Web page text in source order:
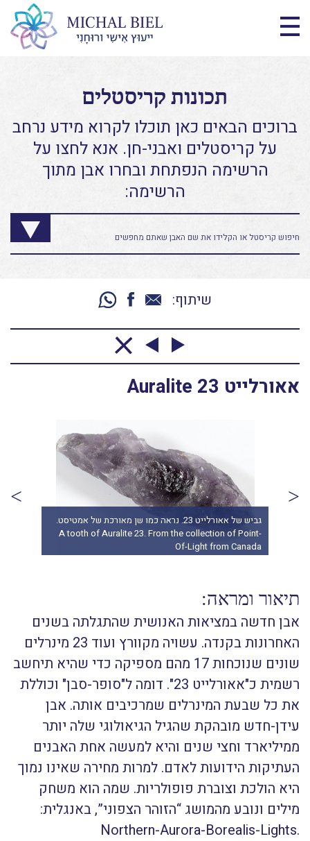
תכונות קריסטלים
ברוכים הבאים כאן תוכלו לקרוא מידע נרחב
על קריסטלים ואבני-חן. אנא לחצו על
הרשימה הנפתחת ובחרו אבן מתוך
הרשימה:
שיתוף:
אאורלייט Auralite 23
גביש של אאורלייט 23. נראה כמו שן מאורכת של אמטיסט.
A tooth of Auralite 23. From the collection of Point-
Of-Light from Canada
תיאור ומראה:
אבן חדשה במציאות האנושית שהתגלתה בשנים
האחרונות בקנדה. עשויה מקוורץ ועוד 23 מינרלים
שונים שנוכחות 17 מהם מספיקה כדי שהיא תיחשב
רשמית כ"אאורלייט 23". דומה ל"סופר-סבן" וכוללת
את כל שבעת המינרלים שמרכיבים אותה. אבן
עידן-חדש מובהקת שהגיל הגיאולוגי שלה יותר
ממיליארד וחצי שנים והיא למעשה אחת האבנים
העתיקות הידועות לאדם. למרות מחירה שאינו נמוך
היא הולכת וצוברת פופולריות. שמה הוא משחק
מילים ונובע מהמושג “הזוהר הצפוני”, באנגלית:
.Northern-Aurora-Borealis-Lights